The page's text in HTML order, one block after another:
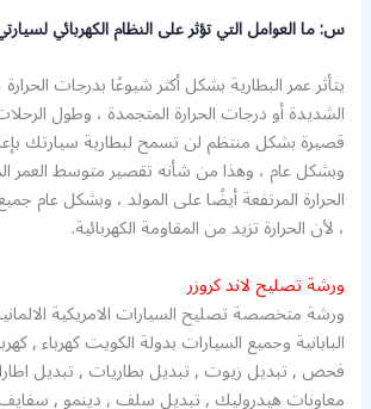
س: ما العوامل التي تؤثر على النظام الكهربائي
يتأثر عمر البطارية بشكل أكثر شيوعًا بدرجات الحرارة
الشديدة أو درجات الحرارة المتجمدة ، وطول
قصيرة بشكل منتظم لن تسمح لبطارية سيارتك
وبشكل عام ، وهذا من شأنه تقصير متوسط ​​العمر
الحرارة المرتفعة أيضًا على المولد ، وبشكل عام
، لأن الحرارة تزيد من المقاومة الكهربائية.
ورشة تصليح لاند كروزر
ورشة متخصصة تصليح السيارات الامريكية الالمانية
البابانية وجميع السيارات بدولة الكويت كهرباء ,
فحص , تبديل زيوت , تبديل بطاريات , تبديل
معاونات هيدروليك , تبديل سلف , دينمو ,